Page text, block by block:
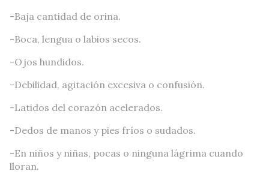
-Baja cantidad de orina.
-Boca, lengua o labios secos.
-Ojos hundidos.
-Debilidad, agitación excesiva o confusión.
-Latidos del corazón acelerados.
-Dedos de manos y pies fríos o sudados.
-En niños y niñas, pocas o ninguna lágrima cuando
lloran.